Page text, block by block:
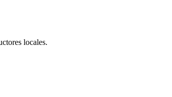
locales.